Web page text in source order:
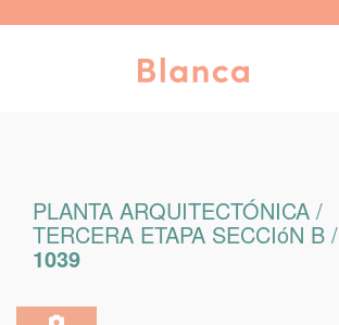
PLANTA ARQUITECTÓNICA /
TERCERA ETAPA SECCIóN B /
1039